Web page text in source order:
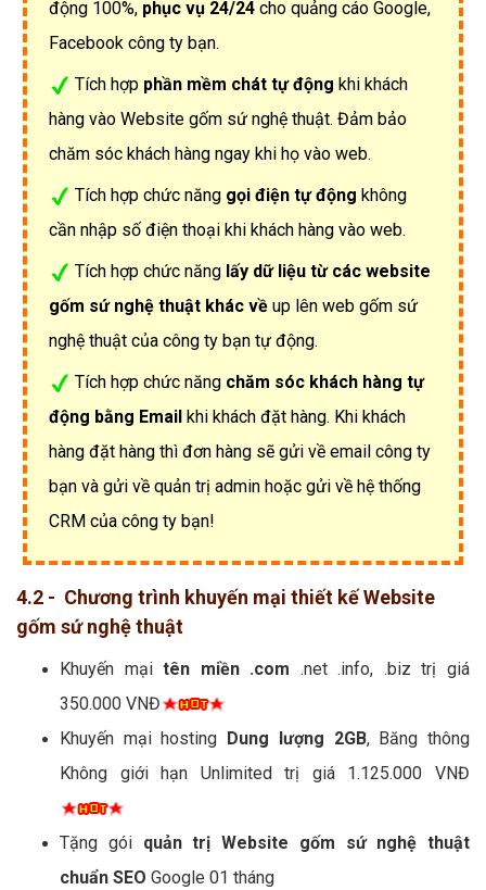
động 100%, phục vụ 24/24 cho quảng cáo Google,
Facebook công ty bạn.
Tích hợp phần mềm chát tự động khi khách
hàng vào Website gốm sứ nghệ thuật. Đảm bảo
chăm sóc khách hàng ngay khi họ vào web.
Tích hợp chức năng gọi điện tự động không
cần nhập số điện thoại khi khách hàng vào web.
Tích hợp chức năng lấy dữ liệu từ các website
gốm sứ nghệ thuật khác về up lên web gốm sứ
nghệ thuật của công ty bạn tự động.
Tích hợp chức năng chăm sóc khách hàng tự
động bằng Email khi khách đặt hàng. Khi khách
hàng đặt hàng thì đơn hàng sẽ gửi về email công ty
bạn và gửi về quản trị admin hoặc gửi về hệ thống
CRM của công ty bạn!
4.2 - Chương trình khuyến mại thiết kế Website
gốm sứ nghệ thuật
Khuyến mạitên miền .com .net .info, .biz trị giá
350.000 VNĐ
Khuyến mại hosting Dung lượng 2GB, Băng thông
Không giới hạn Unlimited trị giá 1.125.000 VNĐ
Tặng gói quản trị Website gốm sứ nghệ thuật
chuẩn SEO Google 01 tháng